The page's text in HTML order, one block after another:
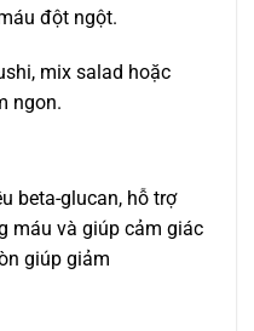
đột ngột.
mix salad hoặc
ngon.
beta-glucan, hỗ trợ
máu và giúp cảm giác
giúp giảm